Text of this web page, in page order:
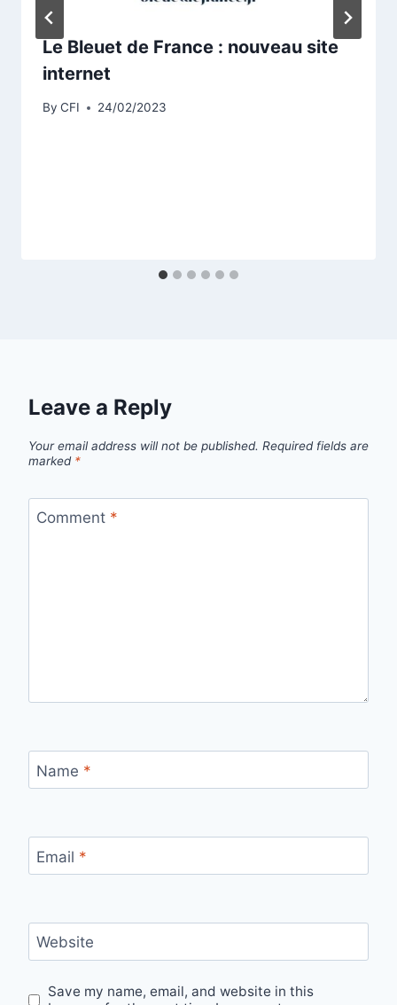
Le Bleuet de France : nouveau site
internet
By CFI 24/02/2023
Leave a Reply
Your email address will not be published. Required fields are
marked *
Comment *
Name *
Email *
Website
Save my name, email, and website in this